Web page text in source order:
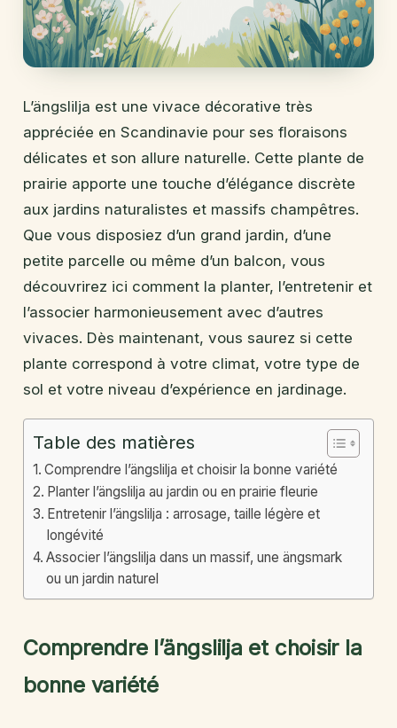
L’ängslilja est une vivace décorative très
appréciée en Scandinavie pour ses floraisons
délicates et son allure naturelle. Cette plante de
prairie apporte une touche d’élégance discrète
aux jardins naturalistes et massifs champêtres.
Que vous disposiez d’un grand jardin, d’une
petite parcelle ou même d’un balcon, vous
découvrirez ici comment la planter, l’entretenir et
l’associer harmonieusement avec d’autres
vivaces. Dès maintenant, vous saurez si cette
plante correspond à votre climat, votre type de
sol et votre niveau d’expérience en jardinage.
Table des matières
Comprendre l’ängslilja et choisir la bonne variété
Planter l’ängslilja au jardin ou en prairie fleurie
Entretenir l’ängslilja : arrosage, taille légère et
longévité
Associer l’ängslilja dans un massif, une ängsmark
ou un jardin naturel
Comprendre l’ängslilja et choisir la
bonne variété